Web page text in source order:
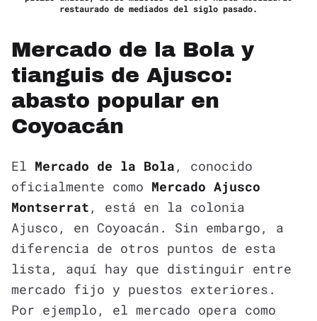
restaurado de mediados del siglo pasado.
Mercado de la Bola y
tianguis de Ajusco:
abasto popular en
Coyoacán
El Mercado de la Bola , conocido
oficialmente como Mercado Ajusco
Montserrat , está en la colonia
Ajusco, en Coyoacán. Sin embargo, a
diferencia de otros puntos de esta
lista, aquí hay que distinguir entre
mercado fijo y puestos exteriores.
Por ejemplo, el mercado opera como